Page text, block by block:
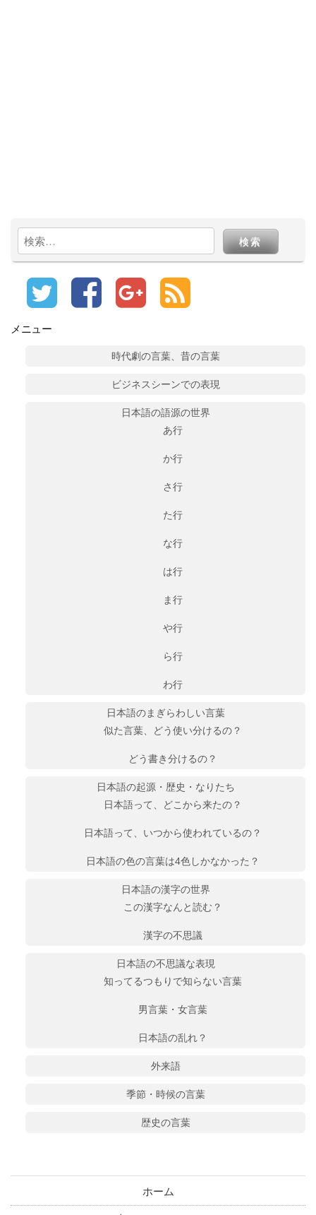
検
索:
メニュー
時代劇の言葉、昔の言葉
ビジネスシーンでの表現
日本語の語源の世界
あ行
か行
さ行
た行
な行
は行
ま行
や行
ら行
わ行
日本語のまぎらわしい言葉
似た言葉、どう使い分けるの？
どう書き分けるの？
日本語の起源・歴史・なりたち
日本語って、どこから来たの？
日本語って、いつから使われているの？
日本語の色の言葉は4色しかなかった？
日本語の漢字の世界
この漢字なんと読む？
漢字の不思議
日本語の不思議な表現
知ってるつもりで知らない言葉
男言葉・女言葉
日本語の乱れ？
外来語
季節・時候の言葉
歴史の言葉
ホーム